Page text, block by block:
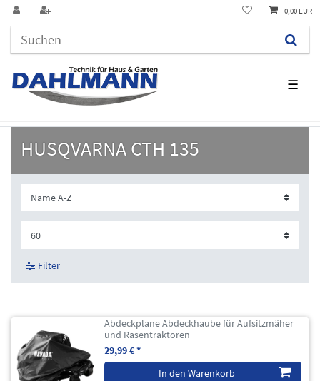
☰
0,00 EUR
HUSQVARNA CTH 135
Filter
Abdeckplane Abdeckhaube für Aufsitzmäher
und Rasentraktoren
29,99 € *
In den Warenkorb